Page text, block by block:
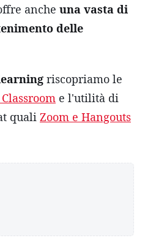
anche una vasta di
delle
riscopriamo le
e l'utilità di
quali Zoom e Hangouts